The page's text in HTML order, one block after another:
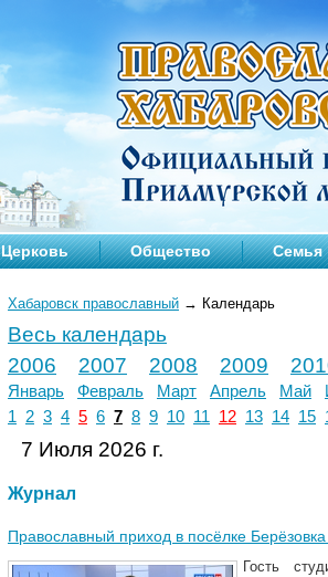
Церковь Общество Семья
Хабаровск православный → Календарь
Весь календарь
2006
2007 2008 2009
Январь Февраль Март Апрель Май
1
2 3 4 5 6 7 8 9 10 11 12 13 14 15
7 Июля 2026 г.
Журнал
Православный приход в посёлке
Гость